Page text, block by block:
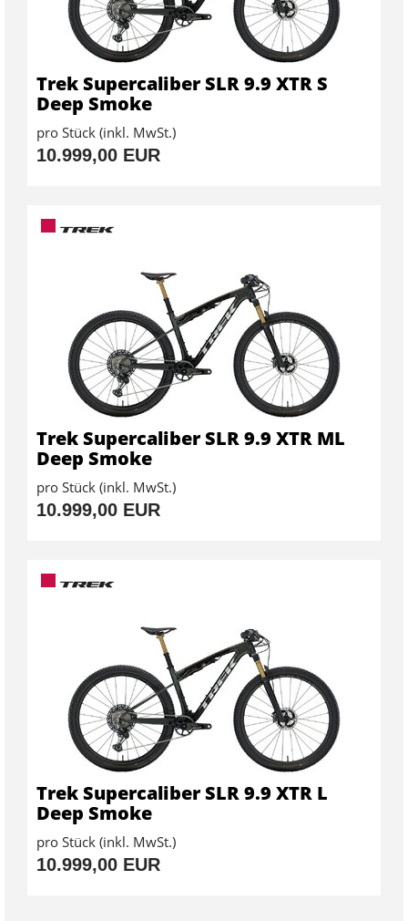
Trek Supercaliber SLR 9.9 XTR S
Deep Smoke
pro Stück (inkl. MwSt.)
10.999,00 EUR
Trek Supercaliber SLR 9.9 XTR ML
Deep Smoke
pro Stück (inkl. MwSt.)
10.999,00 EUR
Trek Supercaliber SLR 9.9 XTR L
Deep Smoke
pro Stück (inkl. MwSt.)
10.999,00 EUR